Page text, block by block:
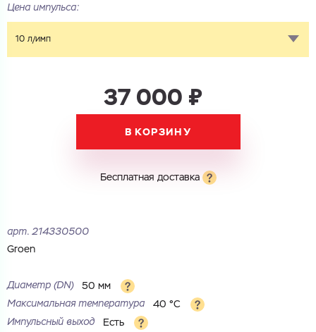
Цена импульса:
10 л/имп
37 000 ₽
В КОРЗИНУ
Бесплатная доставка
арт. 214330500
Groen
Диаметр (DN)
50 мм
Максимальная температура
40 °С
Импульсный выход
Есть